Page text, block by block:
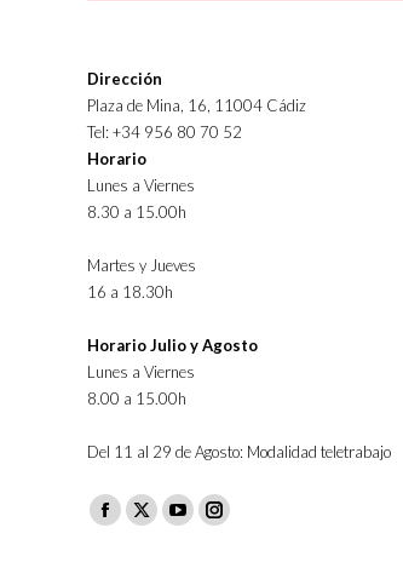
Dirección
Plaza de Mina, 16, 11004 Cádiz
Tel: +34 956 80 70 52
Horario
Lunes a Viernes
8.30 a 15.00h
Martes y Jueves
16 a 18.30h
Horario Julio y Agosto
Lunes a Viernes
8.00 a 15.00h
Del 11 al 29 de Agosto: Modalidad teletrabajo
Facebook
X
YouTubeInstagram